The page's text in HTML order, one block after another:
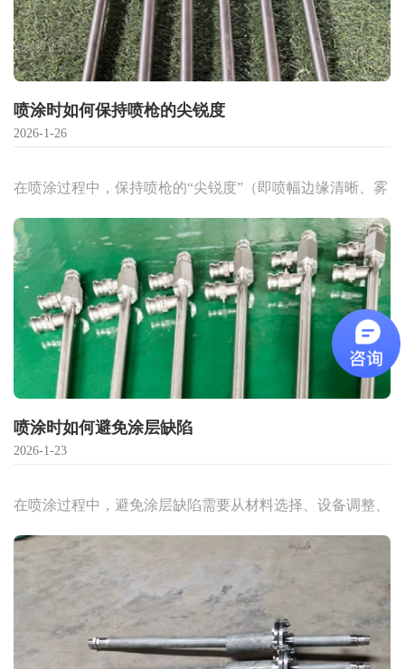
喷涂时如何保持喷枪的尖锐度
2026-1-26
在喷涂过程中，保持喷枪的“尖锐度”（即喷幅边缘清晰、雾
（如橘皮、流挂、颗粒）的关键。
喷涂时如何避免涂层缺陷
2026-1-23
在喷涂过程中，避免涂层缺陷需要从材料选择、设备调整、
理的具体措施，帮助系统性预防常见问题：